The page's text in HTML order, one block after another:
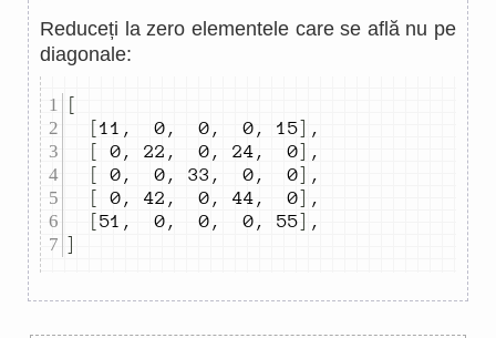
Reduceți la zero elementele care se află nu pe
diagonale:
[
[11 , 0 , 0 , 0 , 15] ,
[
0 , 22 , 0 , 24 , 0] ,
[
0 , 0 , 33 , 0 , 0] ,
[
0 , 42 , 0 , 44 , 0] ,
[51 , 0 , 0 , 0 , 55] ,
]